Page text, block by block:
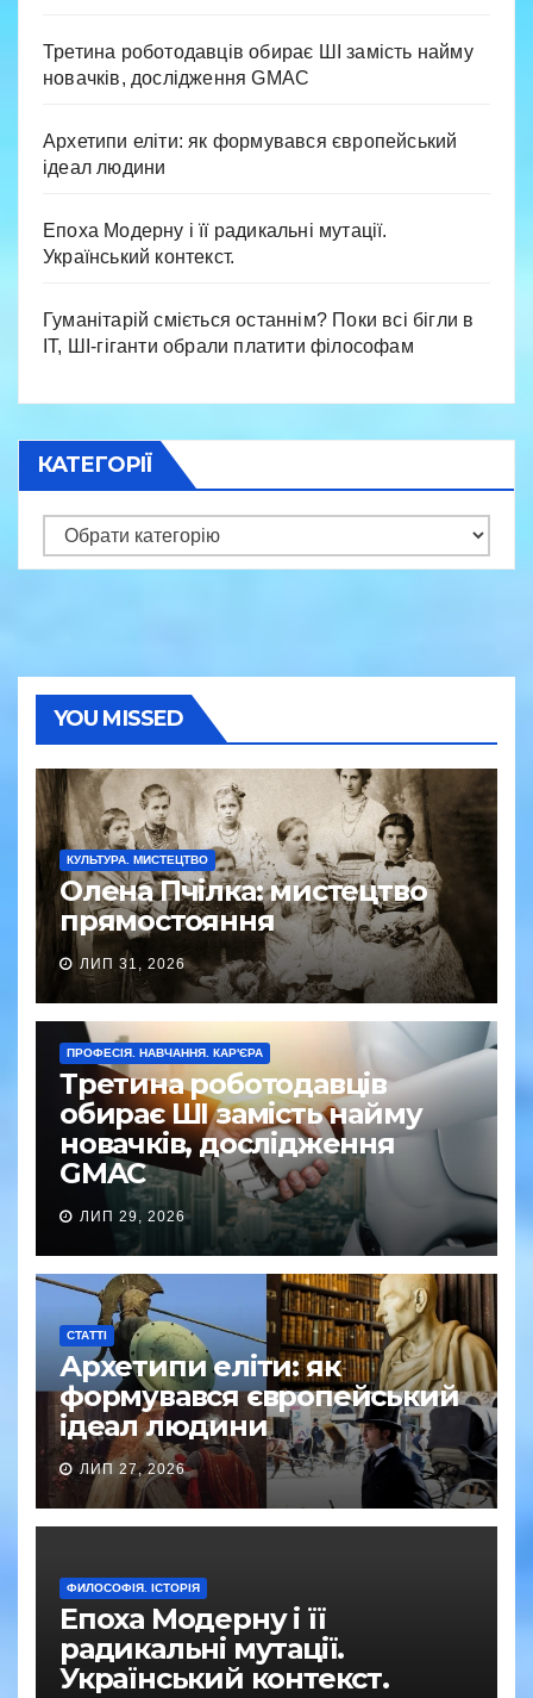
Третина роботодавців обирає ШІ замість найму
новачків, дослідження GMAC
Архетипи еліти: як формувався європейський
ідеал людини
Епоха Модерну і її радикальні мутації.
Український контекст.
Гуманітарій сміється останнім? Поки всі бігли в
IT, ШІ-гіганти обрали платити філософам
КАТЕГОРІЇ
Категорії
YOU MISSED
КУЛЬТУРА. МИСТЕЦТВО
Олена Пчілка: мистецтво
прямостояння
ЛИП 31, 2026
ПРОФЕСІЯ. НАВЧАННЯ. КАР'ЄРА
Третина роботодавців
обирає ШІ замість найму
новачків, дослідження
GMAC
ЛИП 29, 2026
СТАТТІ
Архетипи еліти: як
формувався європейський
ідеал людини
ЛИП 27, 2026
ФИЛОСОФІЯ. ІСТОРІЯ
Епоха Модерну і її
радикальні мутації.
Український контекст.